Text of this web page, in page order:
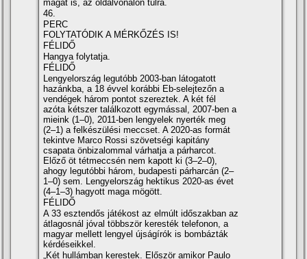
magát is, az oldalvonalon túlra.
46.
PERC
FOLYTATÓDIK A MÉRKŐZÉS IS!
FÉLIDŐ
Hangya folytatja.
FÉLIDŐ
Lengyelország legutóbb 2003-ban látogatott
hazánkba, a 18 évvel korábbi Eb-selejtezőn a
vendégek három pontot szereztek. A két fél
azóta kétszer találkozott egymással, 2007-ben a
mieink (1–0), 2011-ben lengyelek nyerték meg
(2–1) a felkészülési meccset. A 2020-as formát
tekintve Marco Rossi szövetségi kapitány
csapata önbizalommal várhatja a párharcot.
Előző öt tétmeccsén nem kapott ki (3–2–0),
ahogy legutóbbi három, budapesti párharcán (2–
1–0) sem. Lengyelország hektikus 2020-as évet
(4–1–3) hagyott maga mögött.
FÉLIDŐ
A 33 esztendős játékost az elmúlt időszakban az
átlagosnál jóval többször keresték telefonon, a
magyar mellett lengyel újságírók is bombázták
kérdéseikkel.
„Két hullámban kerestek. Először amikor Paulo